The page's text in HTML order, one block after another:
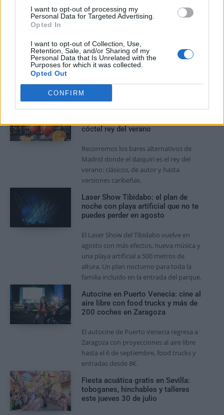
I want to opt-out of processing my
Personal Data for Targeted Advertising.
Opted In
I want to opt-out of Collection, Use,
Retention, Sale, and/or Sharing of my
Personal Data that Is Unrelated with the
Purposes for which it was collected.
Opted Out
CONFIRM
graba su programa en directo el 30
de octubre en Cartuja Center Cite
Ilustres Ignorantes llega a Sevilla para
grabar un programa en directo el 30 de
octubre en el Cartuja Center Cite.
vivir una noche de humor sin filtros con
Javier Coronas.
Los mejores daiquiris de Madrid:
cóctel rey del verano
Recorremos los bares alternativos de
Madrid donde el daiquiri es el rey del
verano: clásicos, de autor y hasta
versiones caribeñas.
Laser Show Tibidabo: el plan de
noche con playa artificial que no te
puedes perder en agosto
El Laser Show del Tibidabo vuelve en
agosto con más efectos, nueva música y
una playa artificial a 500 metros de
altura. Un plan nocturno para toda la
familia incluido en la entrada del parque.
Autocine en Puerto Venecia: cine al
aire libre con food trucks y más de
200 coches en Zaragoza
El autocine de Puerto Venecia regresa a
Zaragoza con proyecciones al aire libre
hasta el 6 de septiembre, food trucks y
entradas desde 8€.
Fiesta acuática gratis en Sevilla:
toboganes, hinchables y talleres
este jueves 30 de julio